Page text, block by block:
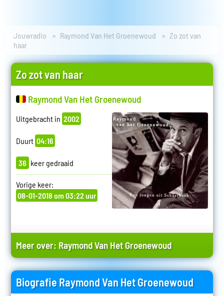
Jouwradio Raymond Van Het Groenewoud
Zo zot van
haar
Zo zot van haar
Raymond Van Het Groenewoud
Uitgebracht in 2002
Duurt 04:16
36 keer gedraaid
Vorige keer:
08-01-2018 om 03:22 uur
Meer over: Raymond Van Het Groenewoud
Biografie Raymond Van Het Groenewoud